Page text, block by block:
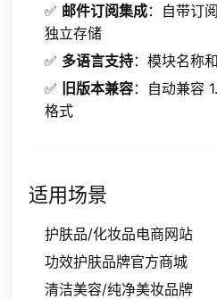
✅ 邮件订阅集成：自带订
独立存储
✅ 多语言支持：模块名称
✅ 旧版本兼容：自动兼容
格式
适用场景
护肤品/化妆品电商网站
功效护肤品牌官方商城
清洁美容/纯净美妆品牌